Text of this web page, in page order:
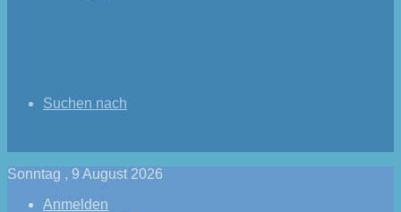
Suchen nach
Sonntag , 9 August 2026
Anmelden